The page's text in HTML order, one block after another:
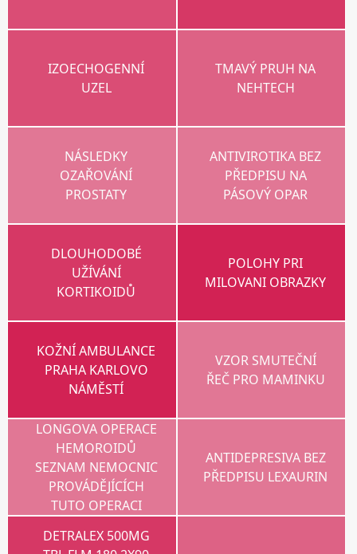
IZOECHOGENNÍ
UZEL
TMAVÝ PRUH NA
NEHTECH
NÁSLEDKY
OZAŘOVÁNÍ
PROSTATY
ANTIVIROTIKA BEZ
PŘEDPISU NA
PÁSOVÝ OPAR
DLOUHODOBÉ
UŽÍVÁNÍ
KORTIKOIDŮ
POLOHY PRI
MILOVANI OBRAZKY
KOŽNÍ AMBULANCE
PRAHA KARLOVO
NÁMĚSTÍ
VZOR SMUTEČNÍ
ŘEČ PRO MAMINKU
LONGOVA OPERACE
HEMOROIDŮ
SEZNAM NEMOCNIC
PROVÁDĚJÍCÍCH
TUTO OPERACI
ANTIDEPRESIVA BEZ
PŘEDPISU LEXAURIN
DETRALEX 500MG